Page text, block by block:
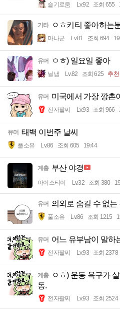
슬기로움 Lv.92 조회 655
기타 ㅇㅎ키티 좋아하는
마나군 Lv.81 조회 694
유머 ㅇㅎ) 일요일 좋아
닐냄 Lv.82 조회 625 추천
유머 미국에서 가장 깡촌
전자팔찌 Lv.93 조회 966
유머 태백 이번주 날씨
풀소유 Lv.86 조회 605 19:44
계층 부산 야경
아이스티이 Lv.32 조회 380
유머 의외로 숨길 수 없는
풀소유 Lv.86 조회 1215
유머 어느 유부남이 말하
전자팔찌 Lv.93 조회 2378
계층
ㅇㅎ) 운동 욕구가
동.
전자팔찌 Lv.93 조회 2524